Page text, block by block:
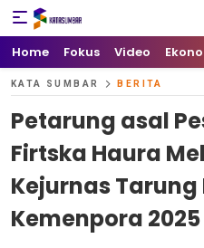
Kata Sumbar
Berita Sumbar Hari Ini
Home Fokus Video
KATA SUMBAR BERITA
Petarung asal
Firtska Haura
Kejurnas
Kemenpora 2025